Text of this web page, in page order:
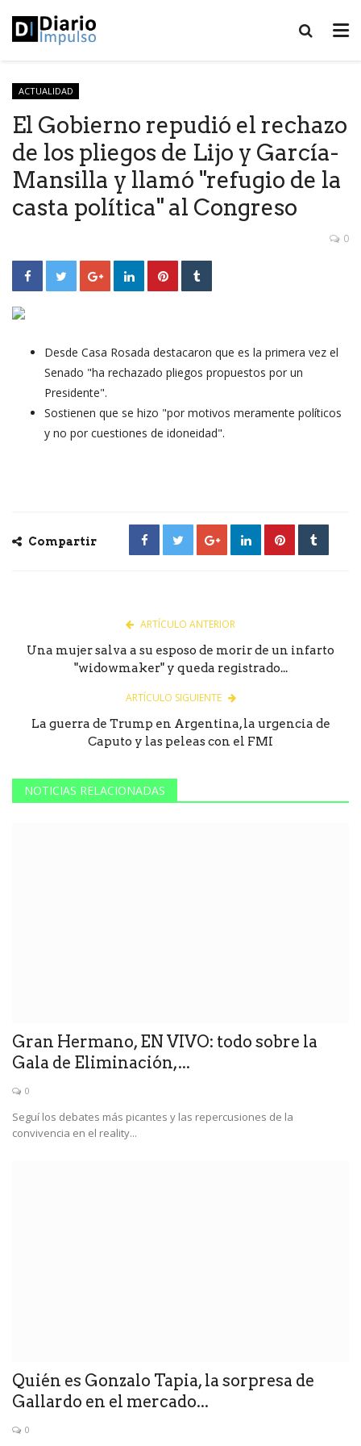
ACTUALIDAD
El Gobierno repudió el rechazo
de los pliegos de Lijo y García-
Mansilla y llamó "refugio de la
casta política" al Congreso
0
Desde Casa Rosada destacaron que es la primera vez el
Senado "ha rechazado pliegos propuestos por un
Presidente".
Sostienen que se hizo "por motivos meramente políticos
y no por cuestiones de idoneidad".
Compartir
ARTÍCULO ANTERIOR
Una mujer salva a su esposo de morir de un infarto
"widowmaker" y queda registrado...
ARTÍCULO SIGUIENTE
La guerra de Trump en Argentina, la urgencia de
Caputo y las peleas con el FMI
NOTICIAS RELACIONADAS
Gran Hermano, EN VIVO: todo sobre la
Gala de Eliminación,...
0
Seguí los debates más picantes y las repercusiones de la
convivencia en el reality...
Quién es Gonzalo Tapia, la sorpresa de
Gallardo en el mercado...
0